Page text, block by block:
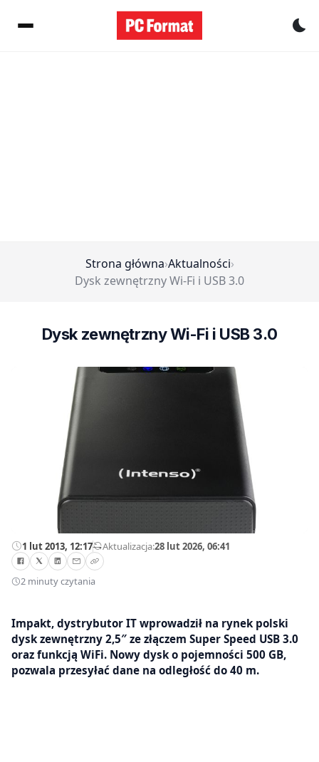
Strona główna›Aktualności›
Dysk zewnętrzny Wi-Fi i USB 3.0
Dysk zewnętrzny Wi-Fi i USB 3.0
1 lut 2013, 12:17—Aktualizacja:28 lut 2026, 06:41
2 minuty czytania
Impakt, dystrybutor IT wprowadził na rynek polski
dysk zewnętrzny 2,5″ ze złączem Super Speed USB 3.0
oraz funkcją WiFi. Nowy dysk o pojemności 500 GB,
pozwala przesyłać dane na odległość do 40 m.